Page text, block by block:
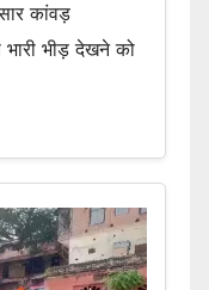
कांवड़
भीड़ देखने को